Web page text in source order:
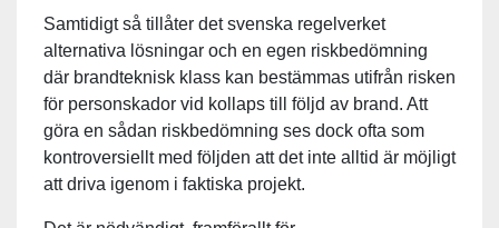
Samtidigt så tillåter det svenska regelverket
alternativa lösningar och en egen riskbedömning
där brandteknisk klass kan bestämmas utifrån risken
för personskador vid kollaps till följd av brand. Att
göra en sådan riskbedömning ses dock ofta som
kontroversiellt med följden att det inte alltid är möjligt
att driva igenom i faktiska projekt.